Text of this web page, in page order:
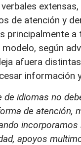
de atención y
principalmente a
según
afuera
información
de idiomas no
de atención,
apoyos